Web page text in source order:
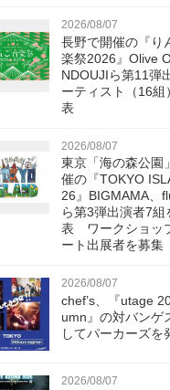
2026/08/07
長野で開催の『り
楽祭2026』Olive
NDOUJIら第11弾
ーティスト（16組
表
2026/08/07
東京「海の森公園
催の『TOKYO
26』BIGMAMA、
ら第3弾出演者7組
表 ワークショッ
ート出展者を募集
2026/08/07
chef’s、『utage
umn』の対バンゲ
してパーカーズを
2026/08/07